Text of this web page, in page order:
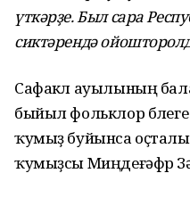
үткәрҙе. Был сара
сиктәрендә
Сафакүл ауылының
быйыл фольклор
ҡумыҙ буйынса
ҡумыҙсы Миңдеғәфүр